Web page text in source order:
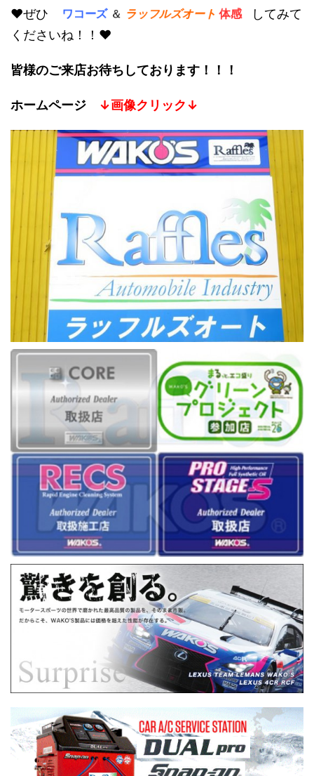
♥ぜひ ワコーズ＆ ラッフルズオート 体感
してみて
くださいね！！♥
皆様のご来店お待ちしております！！！
ホームページ ↓画像クリック↓